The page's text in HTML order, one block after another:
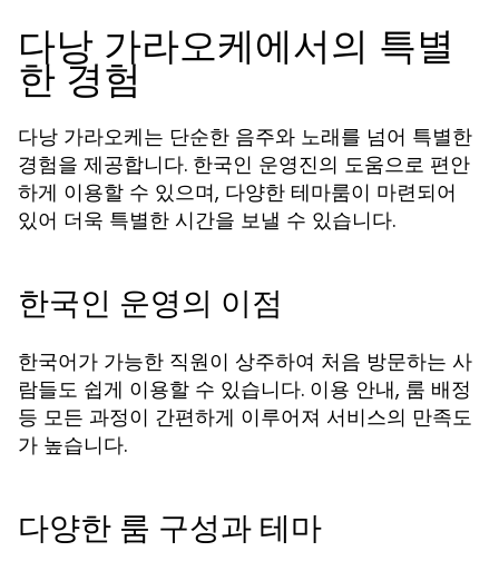
다낭 가라오케에서의 특별
한 경험
다낭 가라오케는 단순한 음주와 노래를 넘어 특별한
경험을 제공합니다. 한국인 운영진의 도움으로 편안
하게 이용할 수 있으며, 다양한 테마룸이 마련되어
있어 더욱 특별한 시간을 보낼 수 있습니다.
한국인 운영의 이점
한국어가 가능한 직원이 상주하여 처음 방문하는 사
람들도 쉽게 이용할 수 있습니다. 이용 안내, 룸 배정
등 모든 과정이 간편하게 이루어져 서비스의 만족도
가 높습니다.
다양한 룸 구성과 테마